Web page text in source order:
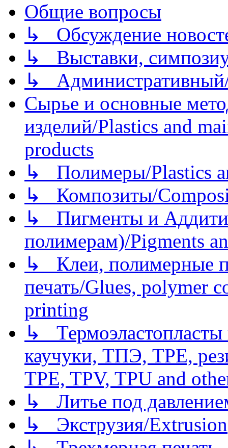
Общие вопросы
↳ Обсуждение
↳ Выставки,
↳
Сырье и основные
изделий/Plastics and
products
↳ Полимеры/Plastics
↳ Композиты/
↳ Пигменты и
полимерам)/Pigments
↳ Клеи, полимерные
печать/Glues, polymer
printing
↳
каучуки, ТПЭ, TPE,
TPE, TPV, TPU and
↳ Литье под
↳ Экструзия/Extrusion